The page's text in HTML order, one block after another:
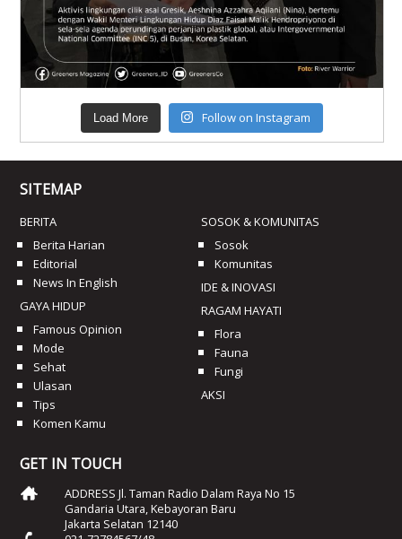
Load More Follow on Instagram
SITEMAP
BERITA
Berita Harian
Editorial
News In English
GAYA HIDUP
Famous Opinion
Mode
Sehat
Ulasan
Tips
Komen Kamu
SOSOK & KOMUNITAS
Sosok
Komunitas
IDE & INOVASI
RAGAM HAYATI
Flora
Fauna
Fungi
AKSI
GET IN TOUCH
ADDRESS Jl. Taman Radio Dalam Raya No 15
Gandaria Utara, Kebayoran Baru
Jakarta Selatan 12140